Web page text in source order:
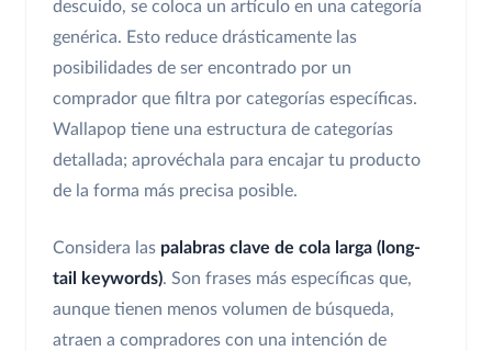
descuido, se coloca un artículo en una categoría
genérica. Esto reduce drásticamente las
posibilidades de ser encontrado por un
comprador que filtra por categorías específicas.
Wallapop tiene una estructura de categorías
detallada; aprovéchala para encajar tu producto
de la forma más precisa posible.
Considera las palabras clave de cola larga (long-
tail keywords). Son frases más específicas que,
aunque tienen menos volumen de búsqueda,
atraen a compradores con una intención de